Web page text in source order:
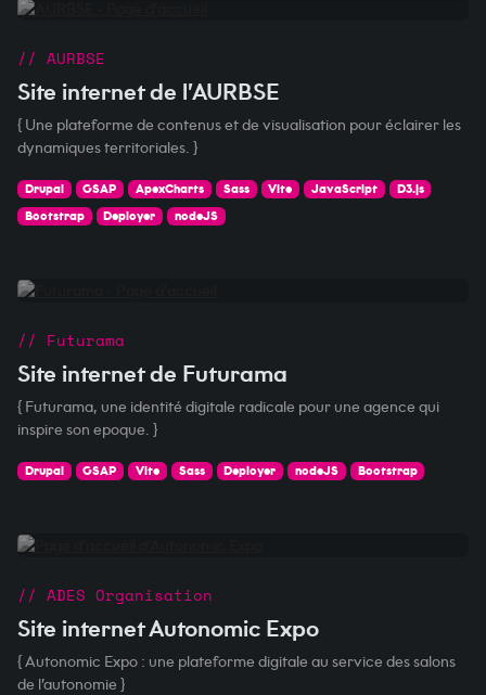
// AURBSE
Site internet de l’AURBSE
{ Une plateforme de contenus et de visualisation pour éclairer les
dynamiques territoriales. }
Drupal GSAP ApexCharts Sass Vite JavaScript
D3.js
Bootstrap
Deployer nodeJS
// Futurama
Site internet de Futurama
{ Futurama, une identité digitale radicale pour une agence qui
inspire son epoque. }
Drupal GSAP Vite Sass Deployer nodeJS Bootstrap
// ADES Organisation
Site internet Autonomic Expo
{ Autonomic Expo : une plateforme digitale au service des salons
de l’autonomie }